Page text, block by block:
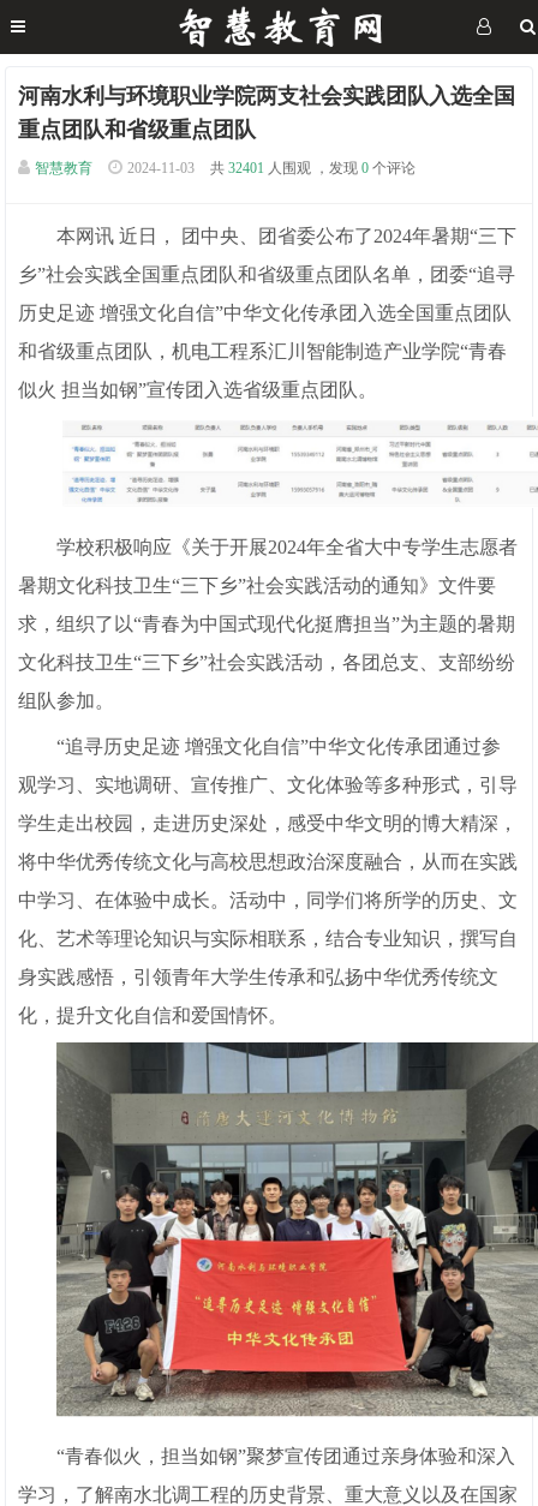
河南水利与环境职业学院两支社会实践团队入选全国
重点团队和省级重点团队
智慧教育 2024-11-03 共 32401 人围观 ，发现 0 个评论
本网讯 近日， 团中央、团省委公布了2024年暑期“三下
乡”社会实践全国重点团队和省级重点团队名单，团委“追寻
历史足迹 增强文化自信”中华文化传承团入选全国重点团队
和省级重点团队，机电工程系汇川智能制造产业学院“青春
似火 担当如钢”宣传团入选省级重点团队。
学校积极响应《关于开展2024年全省大中专学生志愿者
暑期文化科技卫生“三下乡”社会实践活动的通知》文件要
求，组织了以“青春为中国式现代化挺膺担当”为主题的暑期
文化科技卫生“三下乡”社会实践活动，各团总支、支部纷纷
组队参加。
“追寻历史足迹 增强文化自信”中华文化传承团通过参
观学习、实地调研、宣传推广、文化体验等多种形式，引导
学生走出校园，走进历史深处，感受中华文明的博大精深，
将中华优秀传统文化与高校思想政治深度融合，从而在实践
中学习、在体验中成长。活动中，同学们将所学的历史、文
化、艺术等理论知识与实际相联系，结合专业知识，撰写自
身实践感悟，引领青年大学生传承和弘扬中华优秀传统文
化，提升文化自信和爱国情怀。
“青春似火，担当如钢”聚梦宣传团通过亲身体验和深入
学习，了解南水北调工程的历史背景、重大意义以及在国家